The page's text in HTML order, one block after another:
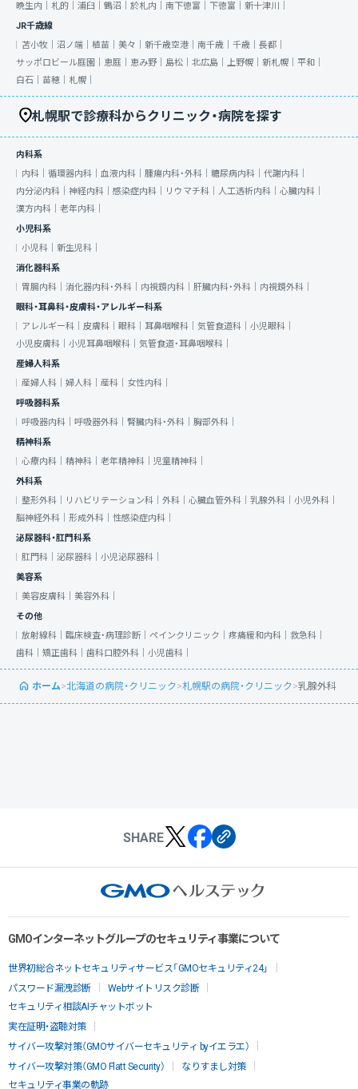
晩生内｜ 札的｜ 浦臼｜ 鶴沼｜ 於札内｜ 南下徳富｜ 下徳富｜ 新十津川｜
JR千歳線
苫小牧｜ 沼ノ端｜ 植苗｜ 美々｜ 新千歳空港｜ 南千歳｜ 千歳｜ 長都｜
サッポロビール庭園｜ 恵庭｜ 恵み野｜ 島松｜ 北広島｜ 上野幌｜ 新札幌｜ 平和｜
白石｜ 苗穂｜ 札幌｜
札幌駅で診療科からクリニック・病院を探す
内科系
内科｜ 循環器内科｜ 血液内科｜ 腫瘍内科・外科｜ 糖尿病内科｜ 代謝内科｜
内分泌内科｜ 神経内科｜ 感染症内科｜ リウマチ科｜ 人工透析内科｜ 心臓内科｜
漢方内科｜ 老年内科｜
小児科系
小児科｜ 新生児科｜
消化器科系
胃腸内科｜ 消化器内科・外科｜ 内視鏡内科｜ 肝臓内科・外科｜ 内視鏡外科｜
眼科・耳鼻科・皮膚科・アレルギー科系
アレルギー科｜ 皮膚科｜ 眼科｜ 耳鼻咽喉科｜ 気管食道科｜ 小児眼科｜
小児皮膚科｜ 小児耳鼻咽喉科｜ 気管食道・耳鼻咽喉科｜
産婦人科系
産婦人科｜ 婦人科｜ 産科｜ 女性内科｜
呼吸器科系
呼吸器内科｜ 呼吸器外科｜ 腎臓内科・外科｜ 胸部外科｜
精神科系
心療内科｜ 精神科｜ 老年精神科｜ 児童精神科｜
外科系
整形外科｜
リハビリテーション科｜ 外科｜ 心臓血管外科｜ 乳腺外科｜ 小児外科｜
脳神経外科｜ 形成外科｜ 性感染症内科｜
泌尿器科・肛門科系
肛門科｜ 泌尿器科｜ 小児泌尿器科｜
美容系
美容皮膚科｜ 美容外科｜
その他
放射線科｜ 臨床検査・病理診断｜ ペインクリニック｜ 疼痛緩和内科｜ 救急科｜
歯科｜ 矯正歯科｜ 歯科口腔外科｜ 小児歯科｜
ホーム>北海道の病院・クリニック>札幌駅の病院・クリニック>乳腺外科
SHARE
GMOインターネットグループのセキュリティ事業について
世界初総合ネットセキュリティサービス「GMOセキュリティ24」
パスワード漏洩診断
Webサイトリスク診断
セキュリティ相談AIチャットボット
実在証明・盗聴対策
サイバー攻撃対策（GMOサイバーセキュリティ byイエラエ）
サイバー攻撃対策（GMO Flatt Security）
なりすまし対策
セキュリティ事業の軌跡